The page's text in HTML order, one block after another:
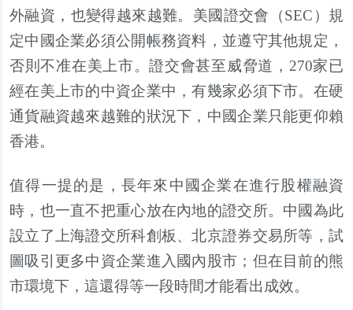
外融資，也變得越來越難。美國證交會（SEC）規
定中國企業必須公開帳務資料，並遵守其他規定，
否則不准在美上市。證交會甚至威脅道，270家已
經在美上市的中資企業中，有幾家必須下市。在硬
通貨融資越來越難的狀況下，中國企業只能更仰賴
香港。
值得一提的是，長年來中國企業在進行股權融資
時，也一直不把重心放在內地的證交所。中國為此
設立了上海證交所科創板、北京證券交易所等，試
圖吸引更多中資企業進入國內股市；但在目前的熊
市環境下，這還得等一段時間才能看出成效。